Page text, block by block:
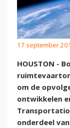
17 september
HOUSTON -
om de
ontwikkelen
onderdeel